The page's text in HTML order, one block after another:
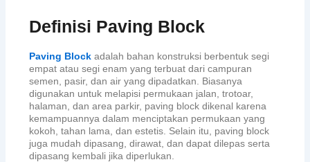
Definisi Paving Block
Paving Blockadalah bahan konstruksi berbentuk segi
empat atau segi enam yang terbuat dari campuran
semen, pasir, dan air yang dipadatkan. Biasanya
digunakan untuk melapisi permukaan jalan, trotoar,
halaman, dan area parkir, paving block dikenal karena
kemampuannya dalam menciptakan permukaan yang
kokoh, tahan lama, dan estetis. Selain itu, paving block
juga mudah dipasang, dirawat, dan dapat dilepas serta
dipasang kembali jika diperlukan.